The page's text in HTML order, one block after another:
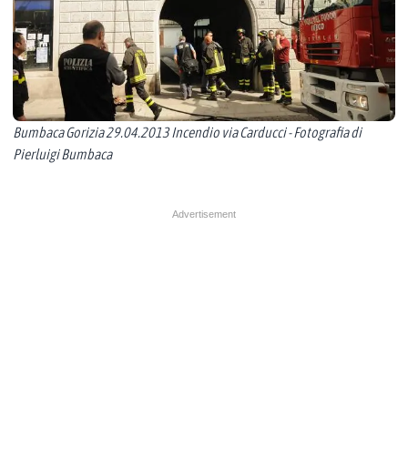
Bumbaca Gorizia 29.04.2013 Incendio via Carducci - Fotografia di
Pierluigi Bumbaca